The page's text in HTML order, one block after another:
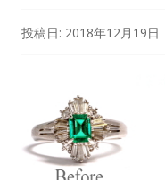
投稿日: 2018年12月19日